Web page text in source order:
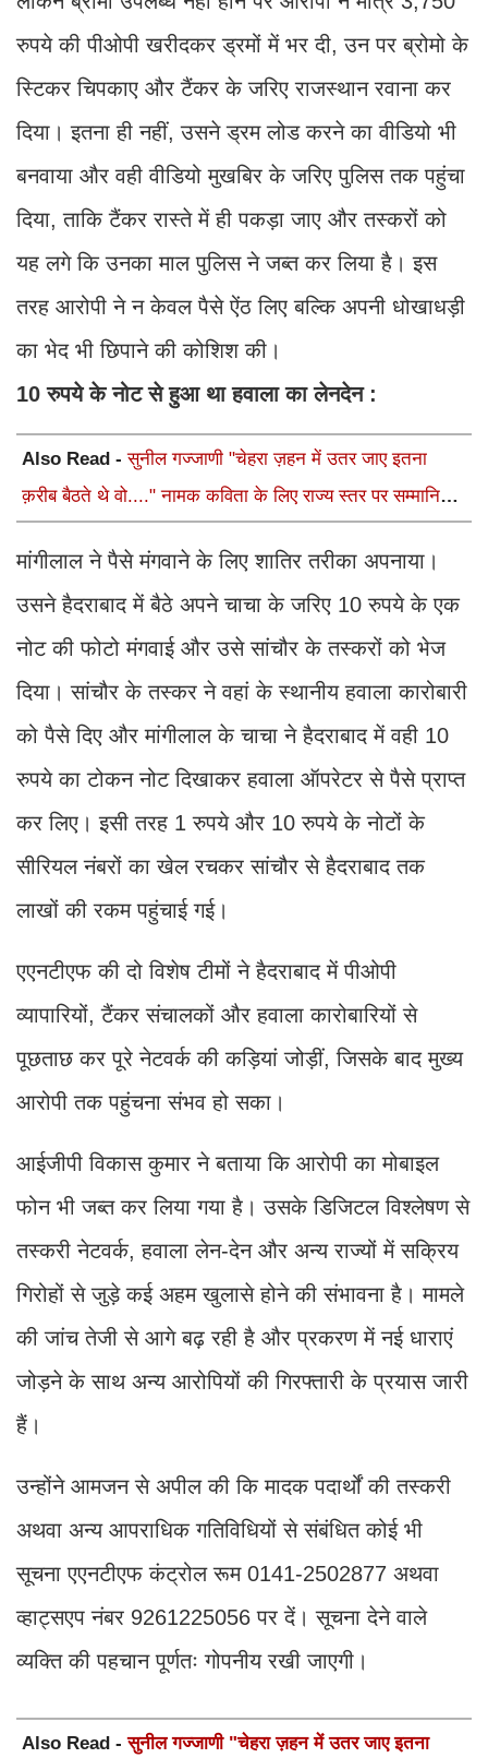
रुपये की पीओपी खरीदकर ड्रमों में भर दी, उन पर ब्रोमो के
स्टिकर चिपकाए और टैंकर के जरिए राजस्थान रवाना कर
दिया। इतना ही नहीं, उसने ड्रम लोड करने का वीडियो भी
बनवाया और वही वीडियो मुखबिर के जरिए पुलिस तक पहुंचा
दिया, ताकि टैंकर रास्ते में ही पकड़ा जाए और तस्करों को
यह लगे कि उनका माल पुलिस ने जब्त कर लिया है। इस
तरह आरोपी ने न केवल पैसे ऐंठ लिए बल्कि अपनी धोखाधड़ी
का भेद भी छिपाने की कोशिश की।
10 रुपये के नोट से हुआ था हवाला का लेनदेन :
Also Read -सुनील गज्जाणी "चेहरा ज़हन में उतर जाए इतना
क़रीब बैठते थे वो...." नामक कविता के लिए राज्य स्तर पर सम्मानित
मांगीलाल ने पैसे मंगवाने के लिए शातिर तरीका अपनाया।
उसने हैदराबाद में बैठे अपने चाचा के जरिए 10 रुपये के एक
नोट की फोटो मंगवाई और उसे सांचौर के तस्करों को भेज
दिया। सांचौर के तस्कर ने वहां के स्थानीय हवाला कारोबारी
को पैसे दिए और मांगीलाल के चाचा ने हैदराबाद में वही 10
रुपये का टोकन नोट दिखाकर हवाला ऑपरेटर से पैसे प्राप्त
कर लिए। इसी तरह 1 रुपये और 10 रुपये के नोटों के
सीरियल नंबरों का खेल रचकर सांचौर से हैदराबाद तक
लाखों की रकम पहुंचाई गई।
एएनटीएफ की दो विशेष टीमों ने हैदराबाद में पीओपी
व्यापारियों, टैंकर संचालकों और हवाला कारोबारियों से
पूछताछ कर पूरे नेटवर्क की कड़ियां जोड़ीं, जिसके बाद मुख्य
आरोपी तक पहुंचना संभव हो सका।
आईजीपी विकास कुमार ने बताया कि आरोपी का मोबाइल
फोन भी जब्त कर लिया गया है। उसके डिजिटल विश्लेषण से
तस्करी नेटवर्क, हवाला लेन-देन और अन्य राज्यों में सक्रिय
गिरोहों से जुड़े कई अहम खुलासे होने की संभावना है। मामले
की जांच तेजी से आगे बढ़ रही है और प्रकरण में नई धाराएं
जोड़ने के साथ अन्य आरोपियों की गिरफ्तारी के प्रयास जारी
हैं।
उन्होंने आमजन से अपील की कि मादक पदार्थों की तस्करी
अथवा अन्य आपराधिक गतिविधियों से संबंधित कोई भी
सूचना एएनटीएफ कंट्रोल रूम 0141-2502877 अथवा
व्हाट्सएप नंबर 9261225056 पर दें। सूचना देने वाले
व्यक्ति की पहचान पूर्णतः गोपनीय रखी जाएगी।
Also Read -सुनील गज्जाणी "चेहरा ज़हन में उतर जाए इतना